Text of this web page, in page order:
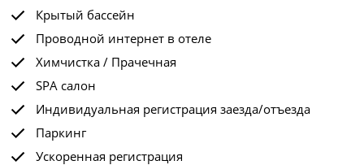
Крытый бассейн
Проводной интернет в отеле
Химчистка / Прачечная
SPA салон
Индивидуальная регистрация заезда/отъезда
Паркинг
Ускоренная регистрация